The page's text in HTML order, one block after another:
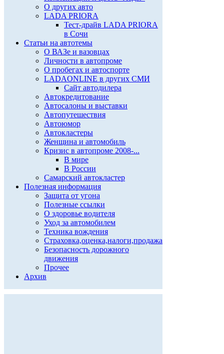
О других авто
LADA PRIORA
Тест-драйв LADA PRIORA
в Сочи
Статьи на автотемы
О ВАЗе и вазовцах
Личности в автопроме
О пробегах и автоспорте
LADAONLINE в других СМИ
Сайт автодилера
Автокредитование
Автосалоны и выставки
Автопутешествия
Автоюмор
Автокластеры
Женщина и автомобиль
Кризис в автопроме 2008-...
В мире
В России
Самарский автокластер
Полезная информация
Защита от угона
Полезные ссылки
О здоровье водителя
Уход за автомобилем
Техника вождения
Страховка,оценка,налоги,продажа
Безопасность дорожного
движения
Прочее
Архив